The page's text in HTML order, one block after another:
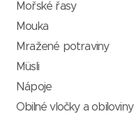
Mořské řasy
Mouka
Mražené potraviny
Müsli
Nápoje
Obilné vločky a obiloviny